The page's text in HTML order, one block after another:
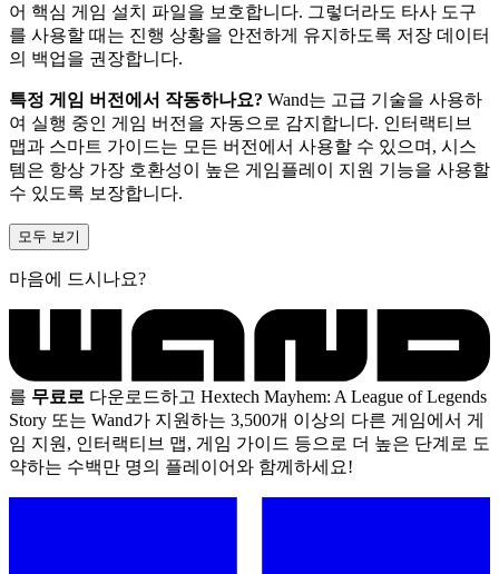
어 핵심 게임 설치 파일을 보호합니다. 그렇더라도 타사 도구
를 사용할 때는 진행 상황을 안전하게 유지하도록 저장 데이터
의 백업을 권장합니다.
특정 게임 버전에서 작동하나요? Wand는 고급 기술을 사용하
여 실행 중인 게임 버전을 자동으로 감지합니다. 인터랙티브
맵과 스마트 가이드는 모든 버전에서 사용할 수 있으며, 시스
템은 항상 가장 호환성이 높은 게임플레이 지원 기능을 사용할
수 있도록 보장합니다.
모두 보기
마음에 드시나요?
를 무료로 다운로드하고 Hextech Mayhem: A League of Legends
Story 또는 Wand가 지원하는 3,500개 이상의 다른 게임에서 게
임 지원, 인터랙티브 맵, 게임 가이드 등으로 더 높은 단계로 도
약하는 수백만 명의 플레이어와 함께하세요!